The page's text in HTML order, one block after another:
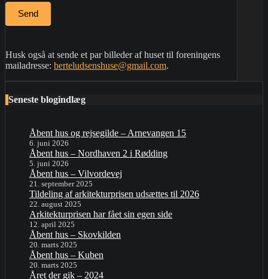
Send
Husk også at sende et par billeder af huset til foreningens
mailadresse: berteludsenshuse@gmail.com.
Seneste blogindlæg
Åbent hus og rejsegilde – Arnevangen 15
6. juni 2026
Åbent hus – Nordhaven 2 i Rødding
5. juni 2026
Åbent hus – Vilvordevej
21. september 2025
Tildeling af arkitekturprisen udsættes til 2026
22. august 2025
Arkitekturprisen har fået sin egen side
12. april 2025
Åbent hus – Skovkilden
20. marts 2025
Åbent hus – Kuben
20. marts 2025
Året der gik – 2024